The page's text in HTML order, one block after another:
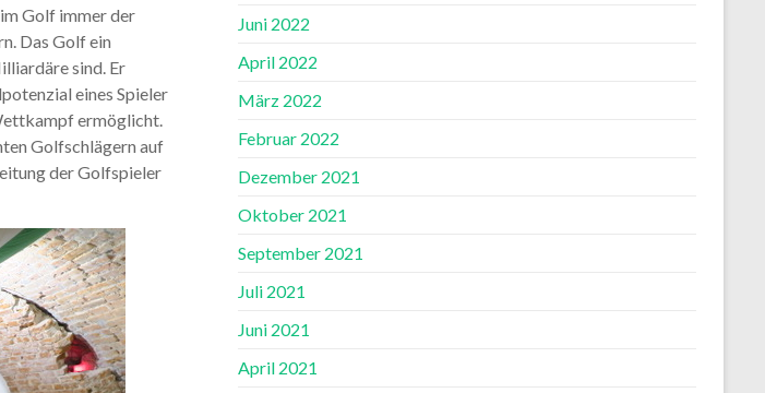
Golf immer der
Das Golf ein
sind. Er
eines Spieler
ermöglicht.
Golfschlägern auf
der Golfspieler
Juni 2022
April 2022
März 2022
Februar 2022
Dezember 2021
Oktober 2021
September 2021
Juli 2021
Juni 2021
April 2021